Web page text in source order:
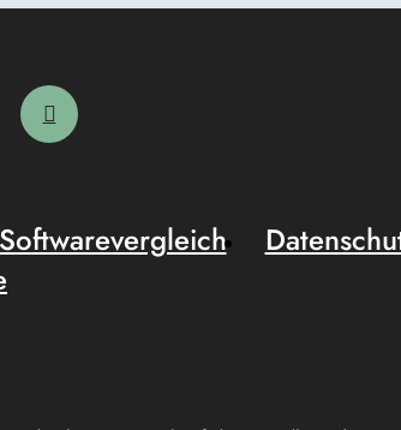
Softwarevergleich